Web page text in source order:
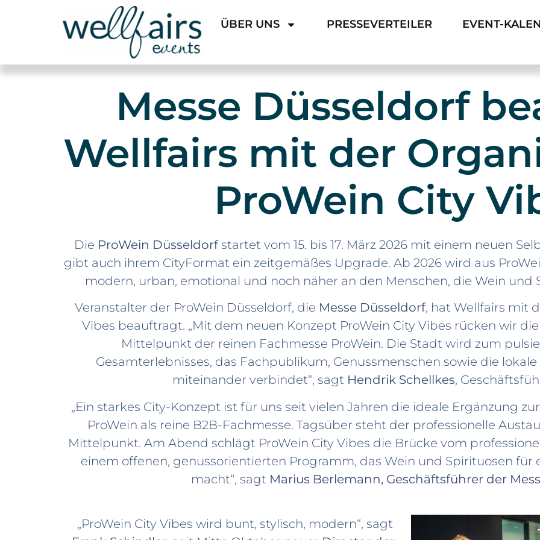
ÜBER UNS PRESSEVERTEILER EVENT-
Messe Düsseldorf
Wellfairs mit der
ProWein City
Die ProWein Düsseldorfstartet vom 15. bis 17. März 2026 mit einem neuen
gibt auch ihrem CityFormat ein zeitgemäßes Upgrade. Ab 2026 wird aus
modern, urban, emotional und noch näher an den Menschen, die Wein und
Veranstalter der ProWein Düsseldorf, die Messe Düsseldorf, hat Wellfairs mit
Vibes beauftragt. „Mit dem neuen Konzept ProWein City Vibes rücken wir
Mittelpunkt der reinen Fachmesse ProWein. Die Stadt wird zum
Gesamterlebnisses, das Fachpublikum, Genussmenschen sowie die
miteinander verbindet“, sagt Hendrik Schellkes,
„Ein starkes City-Konzept ist für uns seit vielen Jahren die ideale Ergänzung
ProWein als reine B2B-Fachmesse. Tagsüber steht der professionelle
Mittelpunkt. Am Abend schlägt ProWein City Vibes die Brücke vom
einem offenen, genussorientierten Programm, das Wein und Spirituosen
macht“, sagt Marius Berlemann, Geschäftsführer der
„ProWein City Vibes wird bunt, stylisch, modern“, sagt